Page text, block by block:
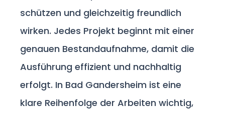
schützen und gleichzeitig freundlich
wirken. Jedes Projekt beginnt mit einer
genauen Bestandaufnahme, damit die
Ausführung effizient und nachhaltig
erfolgt. In Bad Gandersheim ist eine
klare Reihenfolge der Arbeiten wichtig,